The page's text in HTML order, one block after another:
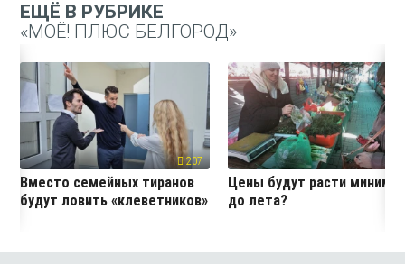
ЕЩЁ В РУБРИКЕ
«МОЁ! ПЛЮС БЕЛГОРОД»
207
Вместо семейных тиранов
будут ловить «клеветников»
Цены будут расти
до лета?